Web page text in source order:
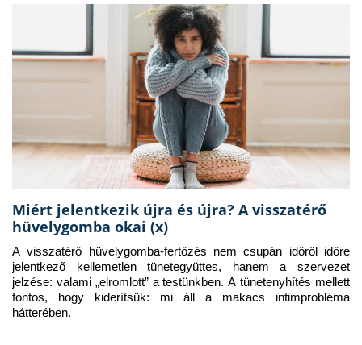
Miért jelentkezik újra és újra? A visszatérő
hüvelygomba okai (x)
A visszatérő hüvelygomba-fertőzés nem csupán időről időre
jelentkező kellemetlen tünetegyüttes, hanem a szervezet
jelzése: valami „elromlott” a testünkben. A tünetenyhítés mellett
fontos, hogy kiderítsük: mi áll a makacs intimprobléma
hátterében.